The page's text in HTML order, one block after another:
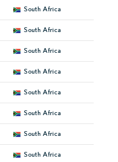
South Africa
South Africa
South Africa
South Africa
South Africa
South Africa
South Africa
South Africa